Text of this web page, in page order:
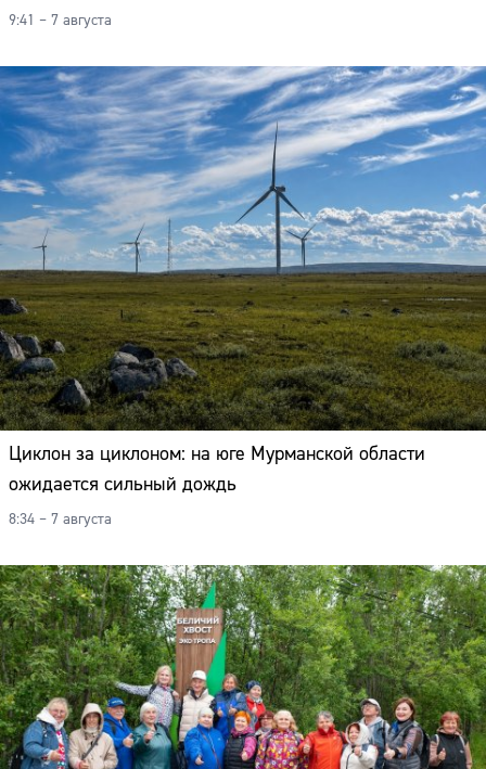
9:41 – 7 августа
Циклон за циклоном: на юге Мурманской области
ожидается сильный дождь
8:34 – 7 августа